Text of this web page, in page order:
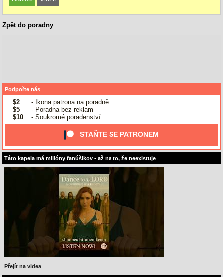
Zpět do poradny
Podpořte nás
$2
- Ikona patrona na poradně
$5
- Poradna bez reklam
$10
- Soukromé poradenství
STAŇTE SE PATRONEM
Táto kapela má milióny fanúšikov - až na to, že neexistuje
Přejít na videa